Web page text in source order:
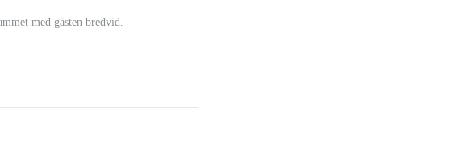
med gästen bredvid.